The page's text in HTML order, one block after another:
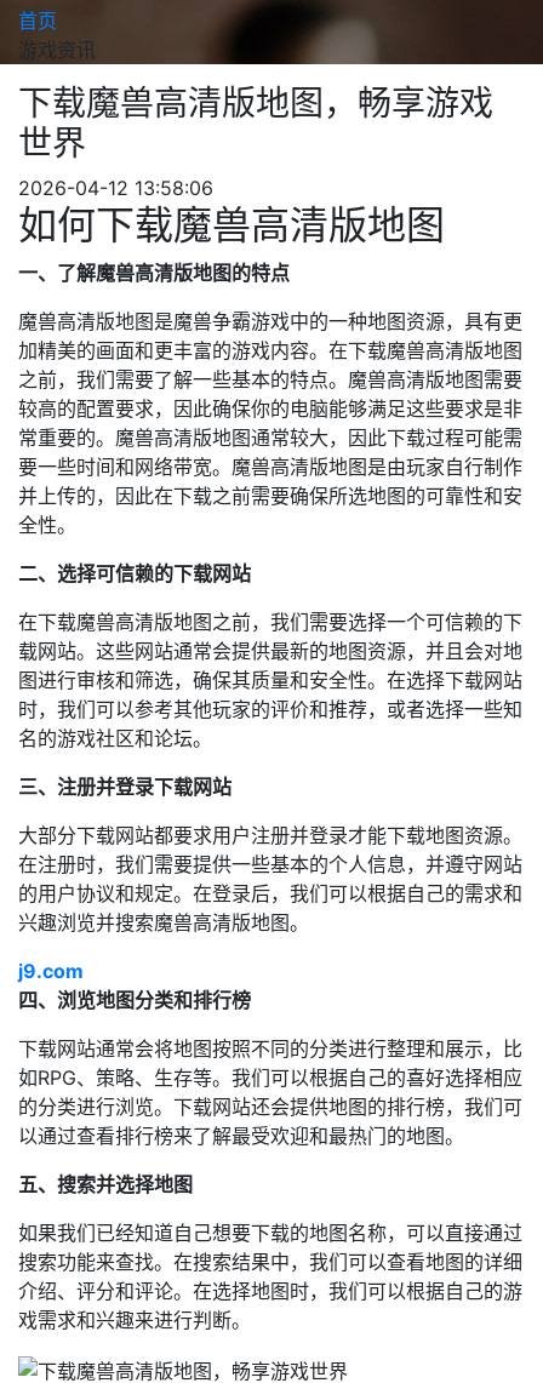
首页
游戏资讯
下载魔兽高清版地图，畅享游戏
世界
2026-04-12 13:58:06
如何下载魔兽高清版地图
一、了解魔兽高清版地图的特点
魔兽高清版地图是魔兽争霸游戏中的一种地图资源，具有更
加精美的画面和更丰富的游戏内容。在下载魔兽高清版地图
之前，我们需要了解一些基本的特点。魔兽高清版地图需要
较高的配置要求，因此确保你的电脑能够满足这些要求是非
常重要的。魔兽高清版地图通常较大，因此下载过程可能需
要一些时间和网络带宽。魔兽高清版地图是由玩家自行制作
并上传的，因此在下载之前需要确保所选地图的可靠性和安
全性。
二、选择可信赖的下载网站
在下载魔兽高清版地图之前，我们需要选择一个可信赖的下
载网站。这些网站通常会提供最新的地图资源，并且会对地
图进行审核和筛选，确保其质量和安全性。在选择下载网站
时，我们可以参考其他玩家的评价和推荐，或者选择一些知
名的游戏社区和论坛。
三、注册并登录下载网站
大部分下载网站都要求用户注册并登录才能下载地图资源。
在注册时，我们需要提供一些基本的个人信息，并遵守网站
的用户协议和规定。在登录后，我们可以根据自己的需求和
兴趣浏览并搜索魔兽高清版地图。
j9.com
四、浏览地图分类和排行榜
下载网站通常会将地图按照不同的分类进行整理和展示，比
如RPG、策略、生存等。我们可以根据自己的喜好选择相应
的分类进行浏览。下载网站还会提供地图的排行榜，我们可
以通过查看排行榜来了解最受欢迎和最热门的地图。
五、搜索并选择地图
如果我们已经知道自己想要下载的地图名称，可以直接通过
搜索功能来查找。在搜索结果中，我们可以查看地图的详细
介绍、评分和评论。在选择地图时，我们可以根据自己的游
戏需求和兴趣来进行判断。